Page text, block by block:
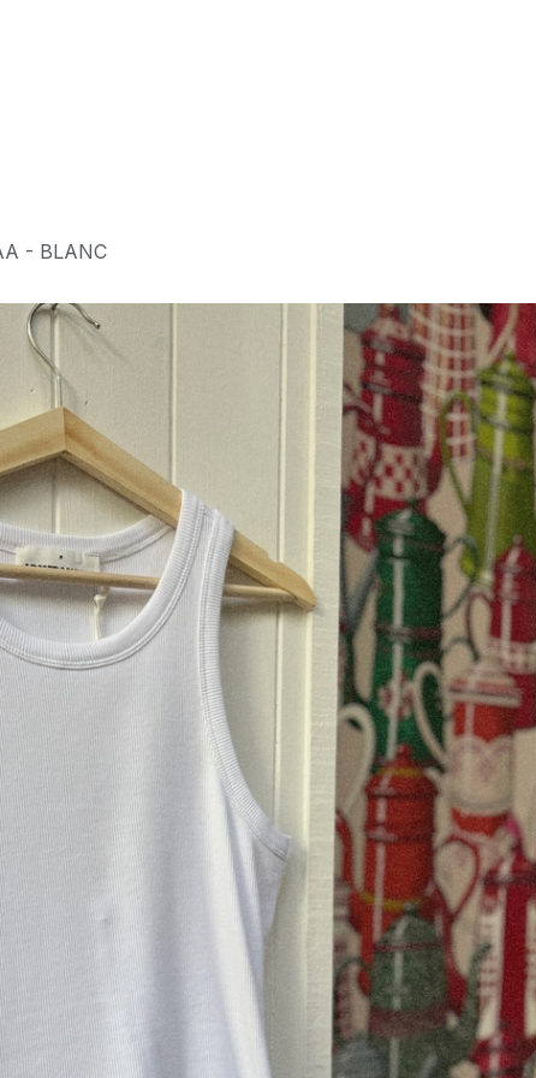
- BLANC